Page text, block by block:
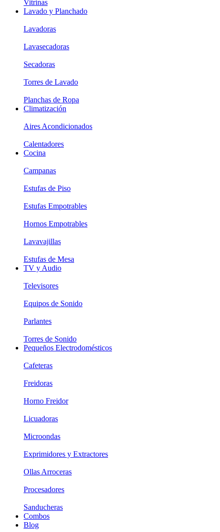
Vitrinas
Lavado y Planchado
Lavadoras
Lavasecadoras
Secadoras
Torres de Lavado
Planchas de Ropa
Climatización
Aires Acondicionados
Calentadores
Cocina
Campanas
Estufas de Piso
Estufas Empotrables
Hornos Empotrables
Lavavajillas
Estufas de Mesa
TV y Audio
Televisores
Equipos de Sonido
Parlantes
Torres de Sonido
Pequeños Electrodomésticos
Cafeteras
Freidoras
Horno Freidor
Licuadoras
Microondas
Exprimidores y Extractores
Ollas Arroceras
Procesadores
Sanducheras
Combos
Blog